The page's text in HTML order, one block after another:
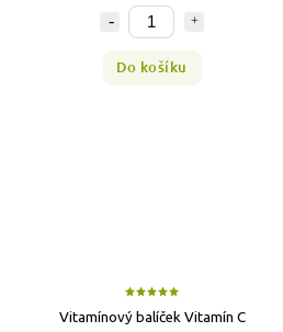
Do košíku
Vitamínový balíček Vitamín C